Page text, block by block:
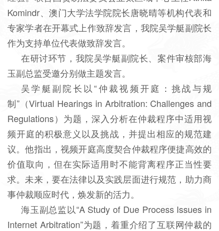
Komindr、澳门大学法学院院长唐晓晴等机构代表和
专家学者在开幕式上作致辞发言，我院吴学艇副院长
作为支持单位代表做致辞发言。
在研讨环节，我院吴学艇副院长、案件审核部海
玉副总监受邀分别做主题发言。
吴学艇副院长以“仲裁视频开庭：挑战与规
制”（Virtual Hearings in Arbitration: Challenges and
Regulations）为题，深入分析在仲裁程序中适用视
频开庭的积极意义以及挑战，并提出相应的规范建
议。他指出，视频开庭高度契合仲裁程序便捷高效的
价值取向，但在实际适用时不能背离程序正当性要
求。未来，要在法律以及实践层面进行规范，助力商
事仲裁顺应时代，焕发新的活力。
海玉副总监以“A Study of Due Process Issues in
Internet Arbitration”为题，着重介绍了互联网仲裁的